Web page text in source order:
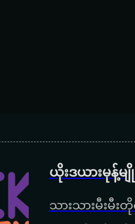
ယိုးဒယားမုန့်
သားသားမီးမီး